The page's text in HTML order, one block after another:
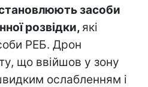
засоби
розвідки, які
РЕБ. Дрон
що ввійшов у зону
ослабленням і